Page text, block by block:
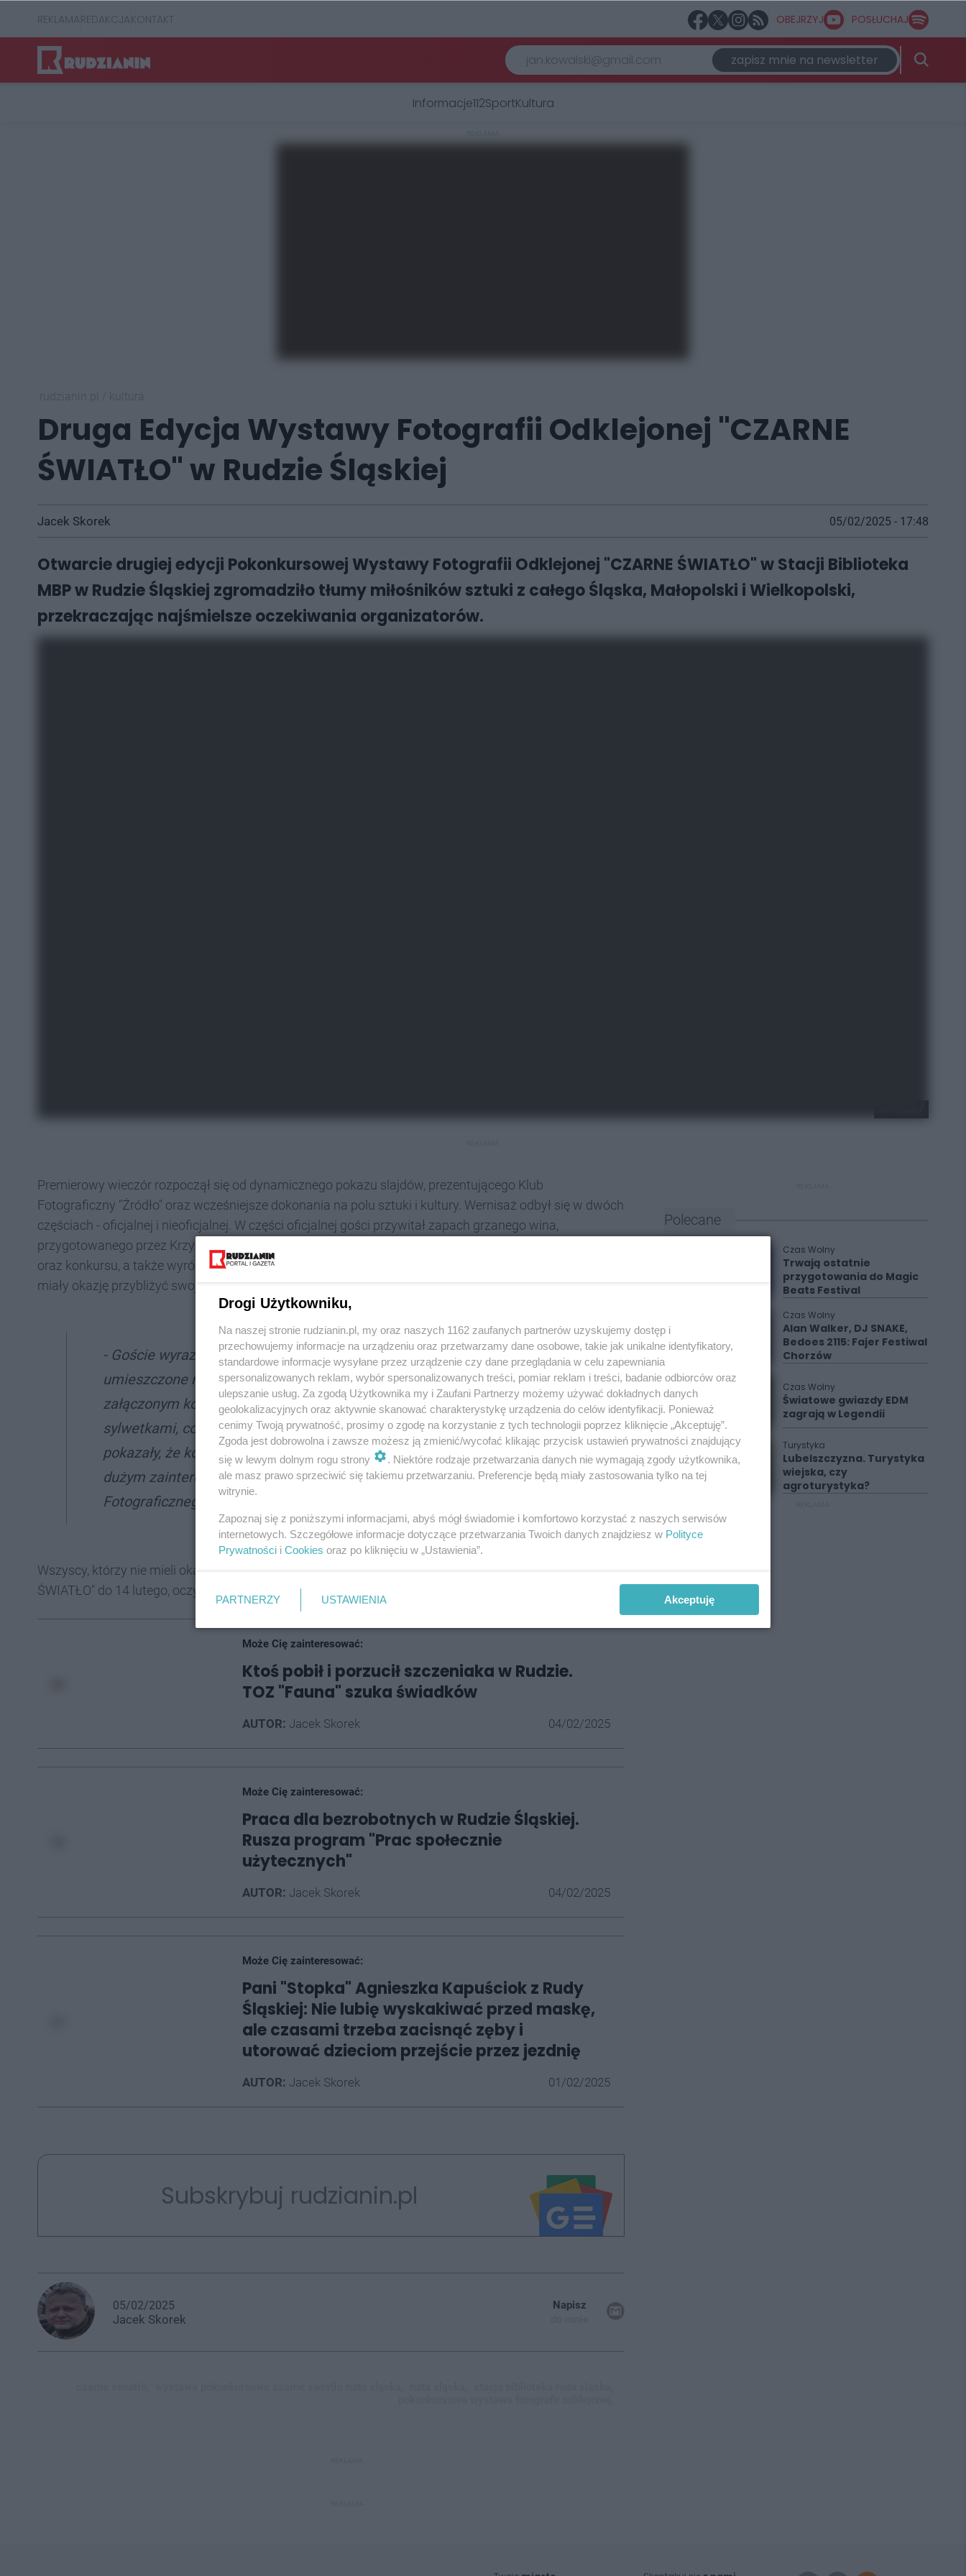
REKLAMAREDAKCJAKONTAKT OBEJRZYJ POSŁUCHAJ
zapisz mnie na newsletter
Informacje112SportKultura
Druga Edycja Wystawy Fotografii Odklejonej "CZARNE
ŚWIATŁO" w Rudzie Śląskiej
Jacek Skorek 05/02/2025 - 17:48
Otwarcie drugiej edycji Pokonkursowej Wystawy Fotografii Odklejonej "CZARNE ŚWIATŁO" w Stacji Biblioteka
MBP w Rudzie Śląskiej zgromadziło tłumy miłośników sztuki z całego Śląska, Małopolski i Wielkopolski,
przekraczając najśmielsze oczekiwania organizatorów.
Premierowy wieczór rozpoczął się od dynamicznego pokazu slajdów, prezentującego Klub
Fotograficzny "Źródło" oraz wcześniejsze dokonania na polu sztuki i kultury. Wernisaż odbył się w dwóch
częściach - oficjalnej i nieoficjalnej. W części oficjalnej gości przywitał zapach grzanego wina,
przygotowanego przez Krzysztofa Stryja. Przedstawiono historię Fotografii Odklejonej, Klubu "Źródło"
oraz konkursu, a także wyróżnione prace. Obecne na scenie artystki - Kamila Rosińska i Viola Kuniej -
miały okazję przybliżyć swoje dzieła publiczności.
- Goście wyrazili uznanie dla nowatorskiej formy prezentacji prac, które były
umieszczone na zbiorczych tablicach w poczekalni Dworca Chebzie. Dzięki
załączonym kodom QR, można było zapoznać się z intencjami autorów oraz ich
sylwetkami, co okazało się strzałem w dziesiątkę. Statystyki bloga konkursowego
pokazały, że kody były skanowane setki razy podczas wernisażu, co świadczy o
dużym zainteresowaniu publiczności - powiedziałŁukasz Cyrusz Klubu
Fotograficznego "Źródło".
Wszyscy, którzy nie mieli okazji uczestniczyć w wernisażu, mogą odwiedzić wystawę "CZARNE
ŚWIATŁO" do 14 lutego, oczywiście w Stacji Biblioteka w Chebziu.
Może Cię zainteresować:
Ktoś pobił i porzucił szczeniaka w Rudzie.
TOZ "Fauna" szuka świadków
AUTOR: Jacek Skorek 04/02/2025
Może Cię zainteresować:
Praca dla bezrobotnych w Rudzie Śląskiej.
Rusza program "Prac społecznie
użytecznych"
AUTOR: Jacek Skorek 04/02/2025
Może Cię zainteresować:
Pani "Stopka" Agnieszka Kapuściok z Rudy
Śląskiej: Nie lubię wyskakiwać przed maskę,
ale czasami trzeba zacisnąć zęby i
utorować dzieciom przejście przez jezdnię
AUTOR: Jacek Skorek 01/02/2025
Subskrybuj rudzianin.pl
05/02/2025
Jacek Skorek
Napisz
Polecane
Czas Wolny
Trwają ostatnie
przygotowania do Magic
Beats Festival
Czas Wolny
Alan Walker, DJ SNAKE,
Bedoes 2115: Fajer Festiwal
Chorzów
Czas Wolny
Światowe gwiazdy EDM
zagrają w Legendii
Turystyka
Lubelszczyzna. Turystyka
wiejska, czy
agroturystyka?
Drogi Użytkowniku,
Na naszej stronie rudzianin.pl, my oraz naszych 1162 zaufanych partnerów uzyskujemy dostęp i
przechowujemy informacje na urządzeniu oraz przetwarzamy dane osobowe, takie jak unikalne identyfikatory,
standardowe informacje wysyłane przez urządzenie czy dane przeglądania w celu zapewniania
spersonalizowanych reklam, wybór spersonalizowanych treści, pomiar reklam i treści, badanie odbiorców oraz
ulepszanie usług. Za zgodą Użytkownika my i Zaufani Partnerzy możemy używać dokładnych danych
geolokalizacyjnych oraz aktywnie skanować charakterystykę urządzenia do celów identyfikacji. Ponieważ
cenimy Twoją prywatność, prosimy o zgodę na korzystanie z tych technologii poprzez kliknięcie „Akceptuję”.
Zgoda jest dobrowolna i zawsze możesz ją zmienić/wycofać klikając przycisk ustawień prywatności znajdujący
się w lewym dolnym rogu strony
. Niektóre rodzaje przetwarzania danych nie wymagają zgody użytkownika,
ale masz prawo sprzeciwić się takiemu przetwarzaniu. Preferencje będą miały zastosowania tylko na tej
witrynie.
Zapoznaj się z poniższymi informacjami, abyś mógł świadomie i komfortowo korzystać z naszych serwisów
internetowych. Szczegółowe informacje dotyczące przetwarzania Twoich danych znajdziesz w Polityce
Prywatności i Cookies oraz po kliknięciu w „Ustawienia”.
PARTNERZY USTAWIENIA Akceptuję